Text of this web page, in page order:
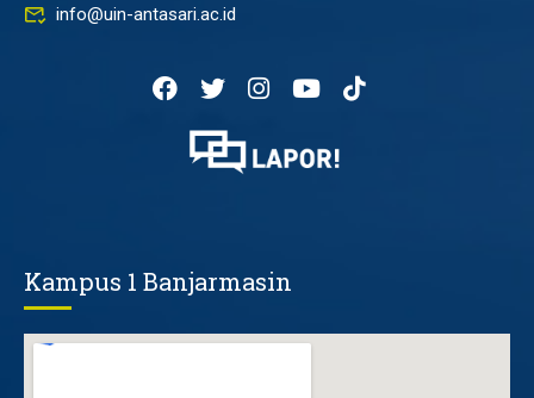
info@uin-antasari.ac.id
Kampus 1 Banjarmasin